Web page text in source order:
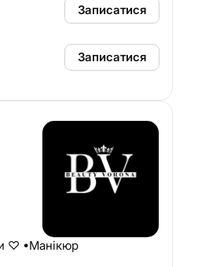
Записатися
Записатися
♡ •Манікюр